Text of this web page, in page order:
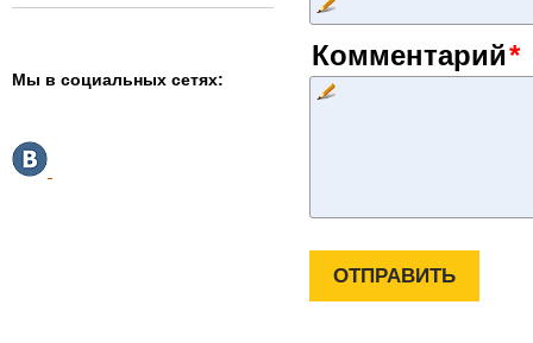
Мы в социальных сетях:
Комментарий